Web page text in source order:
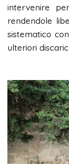
intervenire
rendendole
sistematico
ulteriori